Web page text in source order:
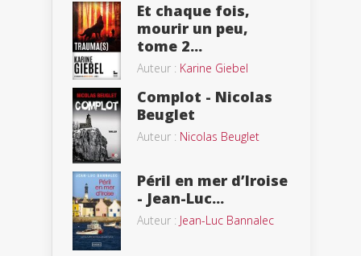
Et chaque fois,
mourir un peu,
tome 2...
Auteur : Karine Giebel
Complot - Nicolas
Beuglet
Auteur : Nicolas Beuglet
Péril en mer d’Iroise
- Jean-Luc...
Auteur : Jean-Luc Bannalec